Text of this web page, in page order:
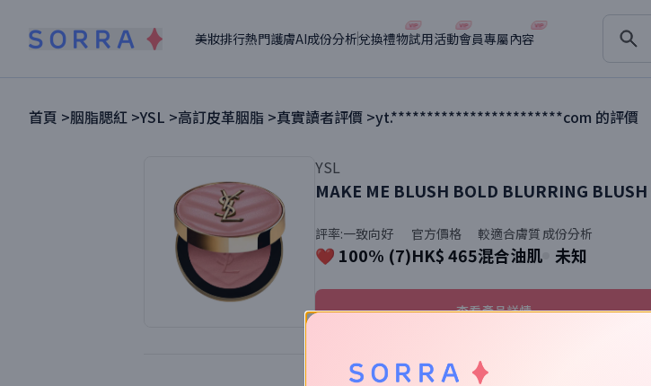
美妝排行熱門護膚AI成份分析兌換禮物試用活動會員專屬內容
首頁 >胭脂腮紅 >YSL >高訂皮革胭脂 >真實讀者評價 >yt.************************com 的評價
YSL
MAKE ME BLUSH BOLD BLURRING BLUSH
評率:一致向好
❤️ 100% (7)
官方價格
HK$ 465
較適合膚質
混合油肌
成份分析
未知
查看產品詳情